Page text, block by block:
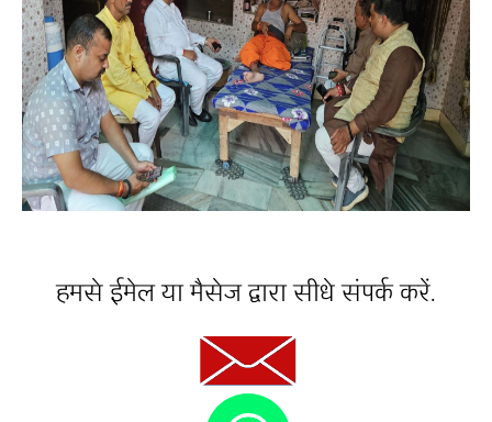
हमसे ईमेल या मैसेज द्वारा सीधे संपर्क करें.